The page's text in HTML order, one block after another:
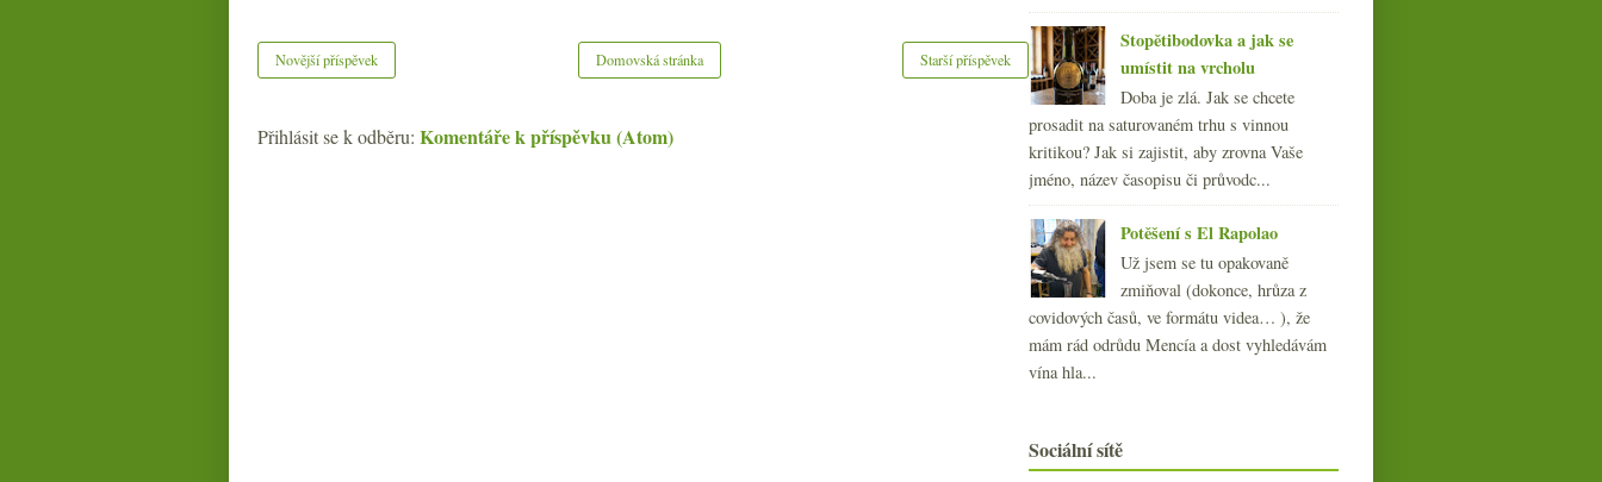
Novější příspěvek Starší příspěvek
Domovská stránka
Přihlásit se k odběru: Komentáře k příspěvku (Atom)
Stopětibodovka a jak se
umístit na vrcholu
Doba je zlá. Jak se chcete
prosadit na saturovaném trhu s vinnou
kritikou? Jak si zajistit, aby zrovna Vaše
jméno, název časopisu či průvodc...
Potěšení s El Rapolao
Už jsem se tu opakovaně
zmiňoval (dokonce, hrůza z
covidových časů, ve formátu videa… ), že
mám rád odrůdu Mencía a dost vyhledávám
vína hla...
Sociální sítě